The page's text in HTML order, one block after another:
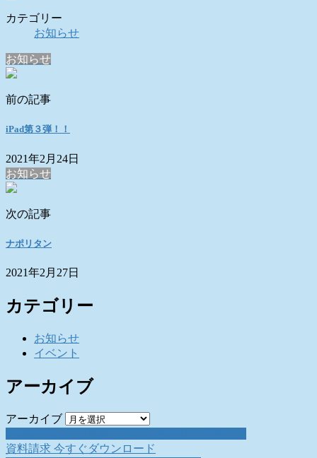
カテゴリー
お知らせ
お知らせ
前の記事
iPad第３弾！！
2021年2月24日
お知らせ
次の記事
ナポリタン
2021年2月27日
カテゴリー
お知らせ
イベント
アーカイブ
アーカイブ
資料請求 今すぐダウンロード